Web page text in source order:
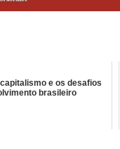
e os desafios
brasileiro